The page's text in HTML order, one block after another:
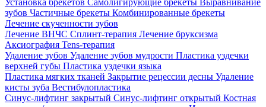
Установка брекетов Самолигирующие брекеты Выравнивание
зубов Частичные брекеты Комбинированные брекеты
Лечение скученности зубов
Лечение ВНЧС Сплинт-терапия Лечение бруксизма
Аксиография Tens-терапия
Удаление зубов Удаление зубов мудрости Пластика уздечки
верхней губы Пластика уздечки языка
Пластика мягких тканей Закрытие рецессии десны Удаление
кисты зуба Вестибулопластика
Синус-лифтинг закрытый Синус-лифтинг открытый Костная